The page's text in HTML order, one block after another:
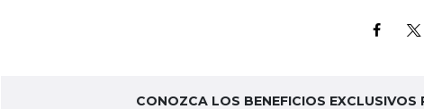
CONOZCA LOS BENEFICIOS EXCLUSIVOS